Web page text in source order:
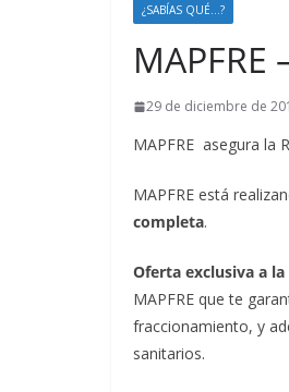
¿SABÍAS QUÉ...?
MAPFRE
29 de diciembre de
MAPFRE asegura la
MAPFRE está
completa.
Oferta exclusiva a
MAPFRE que te
fraccionamiento, y
sanitarios.